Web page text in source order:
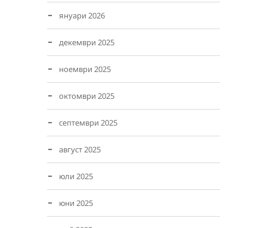
януари 2026
декември 2025
ноември 2025
октомври 2025
септември 2025
август 2025
юли 2025
юни 2025